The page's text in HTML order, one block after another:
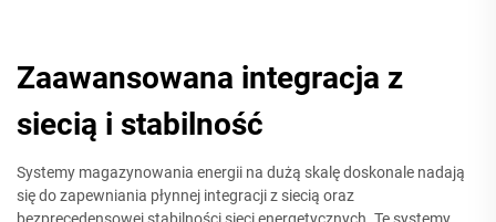
Zaawansowana integracja z
siecią i stabilność
Systemy magazynowania energii na dużą skalę doskonale nadają
się do zapewniania płynnej integracji z siecią oraz